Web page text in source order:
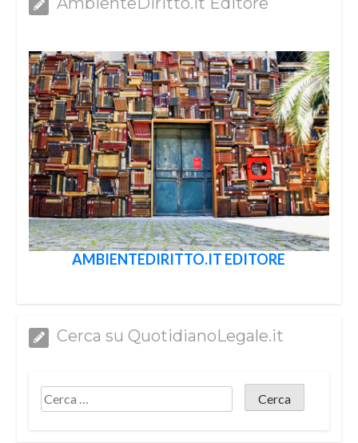
AMBIENTEDIRITTO.IT EDITORE
Cerca su QuotidianoLegale.it